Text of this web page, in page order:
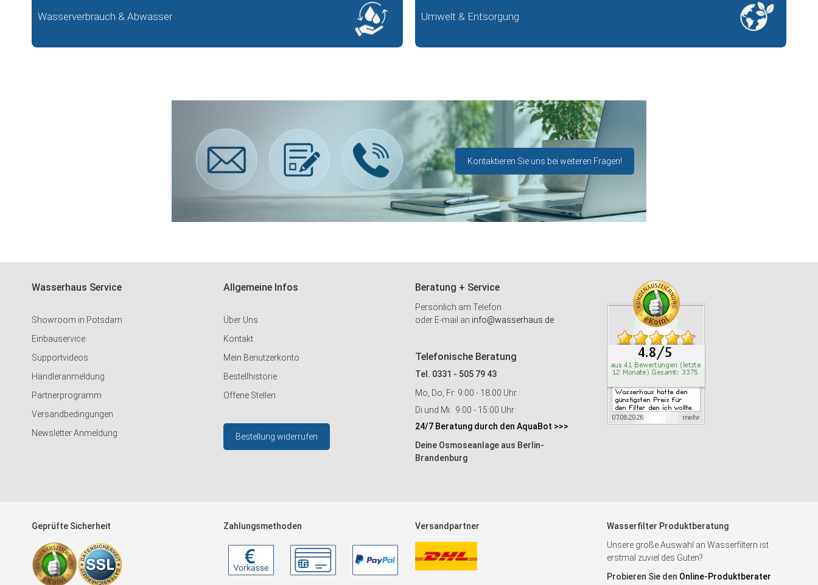
Wasserverbrauch & Abwasser Umwelt & Entsorgung
Kontaktieren Sie uns bei weiteren Fragen!
Wasserhaus Service
Showroom in Potsdam
Einbauservice
Supportvideos
Händleranmeldung
Partnerprogramm
Versandbedingungen
Newsletter Anmeldung
Allgemeine Infos
Über Uns
Kontakt
Mein Benutzerkonto
Bestellhistorie
Offene Stellen
Bestellung widerrufen
Beratung + Service
Persönlich am Telefon
oder E-mail an info@wasserhaus.de
Telefonische Beratung
Tel. 0331 - 505 79 43
Mo, Do, Fr: 9:00 - 18:00 Uhr
Di und Mi: 9:00 - 15:00 Uhr
24/7 Beratung durch den AquaBot >>>
Deine Osmoseanlage aus Berlin-
Brandenburg
Geprüfte Sicherheit Zahlungsmethoden Versandpartner
Wasserfilter Produktberatung
Unsere große Auswahl an Wasserfiltern ist
erstmal zuviel des Guten?
Probieren Sie den Online-Produktberater